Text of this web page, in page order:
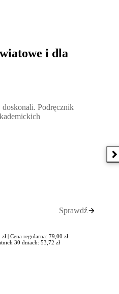
i dla
Podręcznik nauczycieli
doskonali. Podręcznik
Sprawdź
| Cena regularna: 79,00 zł
30 dniach: 53,72 zł